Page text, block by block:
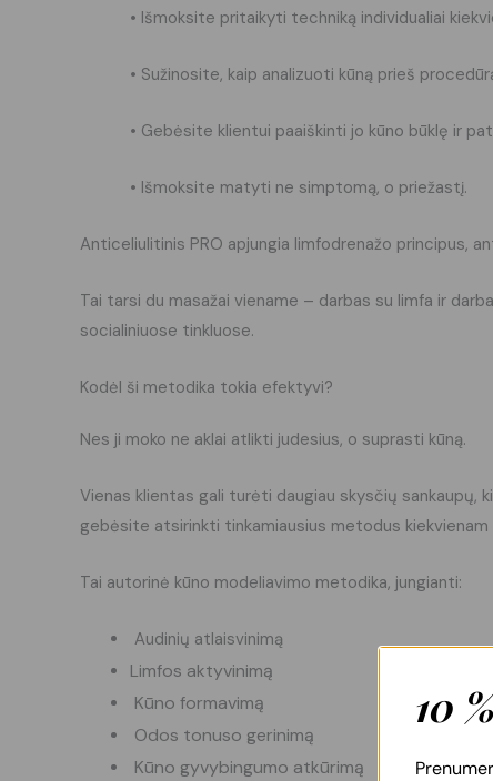
• Išmoksite pritaikyti techniką individualiai
• Sužinosite, kaip analizuoti kūną prieš
• Gebėsite klientui paaiškinti jo kūno būklę ir
• Išmoksite matyti ne simptomą, o priežastį.
Anticeliulitinis PRO apjungia limfodrenažo principus,
Tai tarsi du masažai viename – darbas su limfa ir
socialiniuose tinkluose.
Kodėl ši metodika tokia efektyvi?
Nes ji moko ne aklai atlikti judesius, o suprasti kūną.
Vienas klientas gali turėti daugiau skysčių sankaupų,
gebėsite atsirinkti tinkamiausius metodus
Tai autorinė kūno modeliavimo metodika, jungianti:
Audinių atlaisvinimą
Limfos aktyvinimą
Kūno formavimą
Odos tonuso gerinimą
Kūno gyvybingumo atkūrimą
10